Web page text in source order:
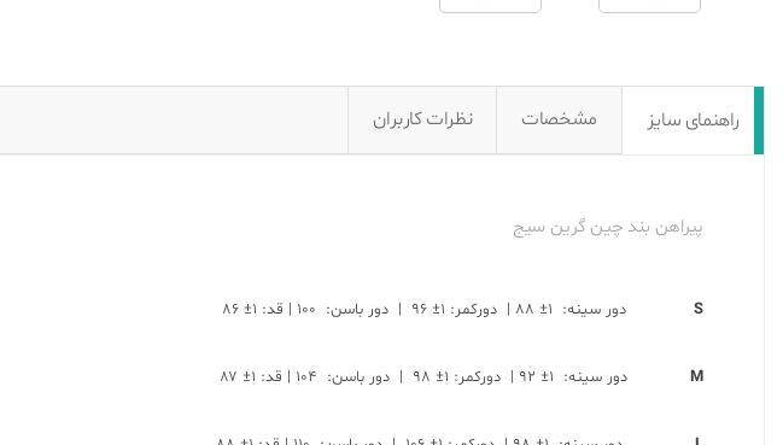
راهنمای سایز مشخصات نظرات کاربران
پیراهن بند چین گرین سیج
S دور سینه: ۱± ۸۸ | دورکمر: ۱± ۹۶ | دور باسن: ۱۰۰ | قد: ۱± ۸۶
M دور سینه: ۱± ۹۲ | دورکمر: ۱± ۹۸ | دور باسن: ۱۰۴ | قد: ۱± ۸۷